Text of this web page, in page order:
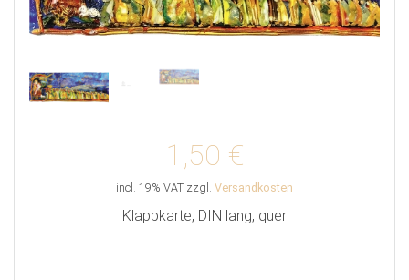
1,50 €
incl. 19% VAT zzgl. Versandkosten
Klappkarte, DIN lang, quer